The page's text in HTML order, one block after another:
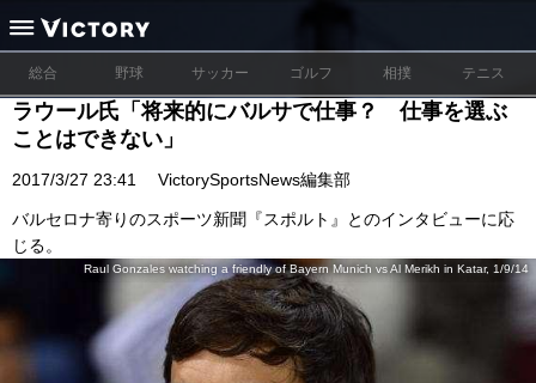
総合 野球 サッカー ゴルフ 相撲 テニス
ラウール氏「将来的にバルサで仕事？ 仕事を選ぶ
ことはできない」
2017/3/27 23:41 VictorySportsNews編集部
バルセロナ寄りのスポーツ新聞『スポルト』とのインタビューに応
じる。
Raul Gonzales watching a friendly of Bayern Munich vs Al Merikh in Katar, 1/9/14